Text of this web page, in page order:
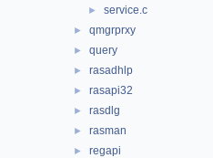
► service.c
► qmgrprxy
► query
► rasadhlp
► rasapi32
► rasdlg
► rasman
► regapi